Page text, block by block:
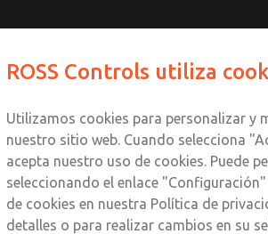
ROSS Controls utiliza
Utilizamos cookies para personalizar y
nuestro sitio web. Cuando selecciona
acepta nuestro uso de cookies. Puede
seleccionando el enlace
de cookies en nuestra Política de
detalles o para realizar cambios en su